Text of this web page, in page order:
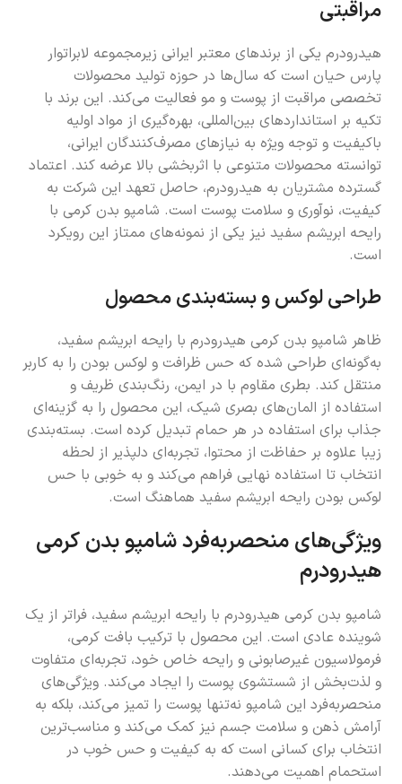
مراقبتی
هیدرودرم یکی از برندهای معتبر ایرانی زیرمجموعه لابراتوار
پارس حیان است که سال‌ها در حوزه تولید محصولات
تخصصی مراقبت از پوست و مو فعالیت می‌کند. این برند با
تکیه بر استانداردهای بین‌المللی، بهره‌گیری از مواد اولیه
باکیفیت و توجه ویژه به نیازهای مصرف‌کنندگان ایرانی،
توانسته محصولات متنوعی با اثربخشی بالا عرضه کند. اعتماد
گسترده مشتریان به هیدرودرم، حاصل تعهد این شرکت به
کیفیت، نوآوری و سلامت پوست است. شامپو بدن کرمی با
رایحه ابریشم سفید نیز یکی از نمونه‌های ممتاز این رویکرد
است.
طراحی لوکس و بسته‌بندی محصول
ظاهر شامپو بدن کرمی هیدرودرم با رایحه ابریشم سفید،
به‌گونه‌ای طراحی شده که حس ظرافت و لوکس بودن را به کاربر
منتقل کند. بطری مقاوم با در ایمن، رنگ‌بندی ظریف و
استفاده از المان‌های بصری شیک، این محصول را به گزینه‌ای
جذاب برای استفاده در هر حمام تبدیل کرده است. بسته‌بندی
زیبا علاوه بر حفاظت از محتوا، تجربه‌ای دلپذیر از لحظه
انتخاب تا استفاده نهایی فراهم می‌کند و به خوبی با حس
لوکس بودن رایحه ابریشم سفید هماهنگ است.
ویژگی‌های منحصربه‌فرد شامپو بدن کرمی
هیدرودرم
شامپو بدن کرمی هیدرودرم با رایحه ابریشم سفید، فراتر از یک
شوینده عادی است. این محصول با ترکیب بافت کرمی،
فرمولاسیون غیرصابونی و رایحه خاص خود، تجربه‌ای متفاوت
و لذت‌بخش از شستشوی پوست را ایجاد می‌کند. ویژگی‌های
منحصربه‌فرد این شامپو نه‌تنها پوست را تمیز می‌کند، بلکه به
آرامش ذهن و سلامت جسم نیز کمک می‌کند و مناسب‌ترین
انتخاب برای کسانی است که به کیفیت و حس خوب در
استحمام اهمیت می‌دهند.